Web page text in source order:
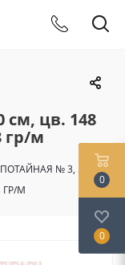
см, цв. 148
гр/м
№ 3, 50 СМ,
ГР/М
0
0